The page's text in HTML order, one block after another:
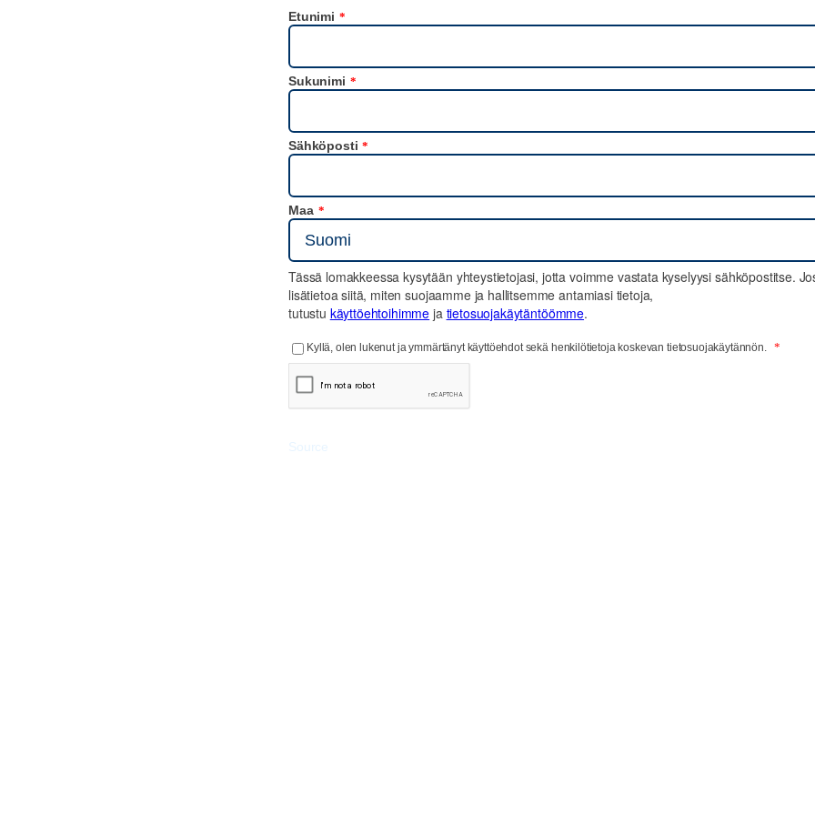
Etunimi *
Sukunimi *
Sähköposti *
Maa *
Tässä lomakkeessa kysytään yhteystietojasi, jotta voimme vastata kyselyysi sähköpostitse.
lisätietoa siitä, miten suojaamme ja hallitsemme antamiasi tietoja,
tutustu käyttöehtoihimme ja tietosuojakäytäntöömme.
Kyllä, olen lukenut ja ymmärtänyt käyttöehdot sekä henkilötietoja koskevan tietosuojakäytännön. *
Source